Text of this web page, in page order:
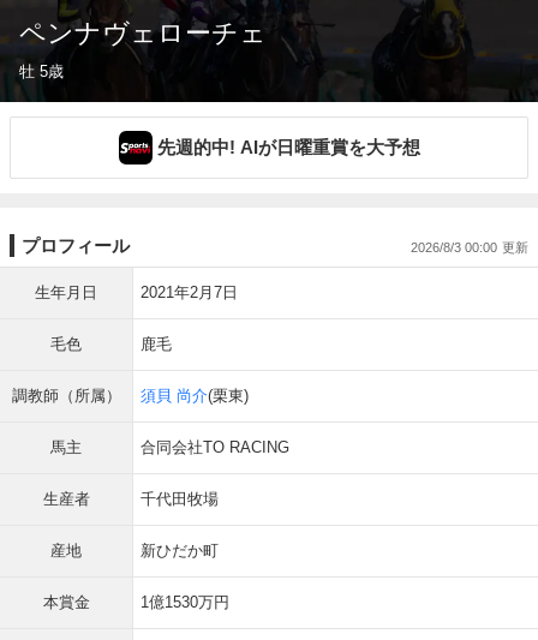
ペンナヴェローチェ
牡 5歳
先週的中! AIが日曜重賞を大予想
プロフィール 2026/8/3 00:00
生年月日 2021年2月7日
毛色 鹿毛
調教師（所属） 須貝 尚介(栗東)
馬主 合同会社TO RACING
生産者 千代田牧場
産地 新ひだか町
本賞金 1億1530万円